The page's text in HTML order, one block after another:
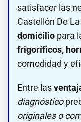
satisfacer las
Castellón De
domicilio para
frigoríficos,
comodidad y
Entre las
diagnóstico
originales o